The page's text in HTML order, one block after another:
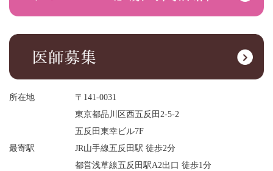
所在地
〒141-0031
東京都品川区西五反田2-5-2
五反田東幸ビル7F
最寄駅
JR山手線五反田駅 徒歩2分
都営浅草線五反田駅A2出口 徒歩1分